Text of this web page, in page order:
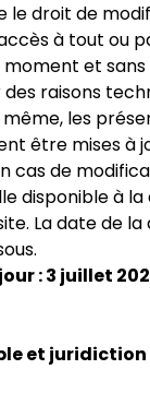
le droit de
à tout ou
moment et sans
raisons
les
être mises à
cas de
disponible à
La date de
: 3 juillet
et